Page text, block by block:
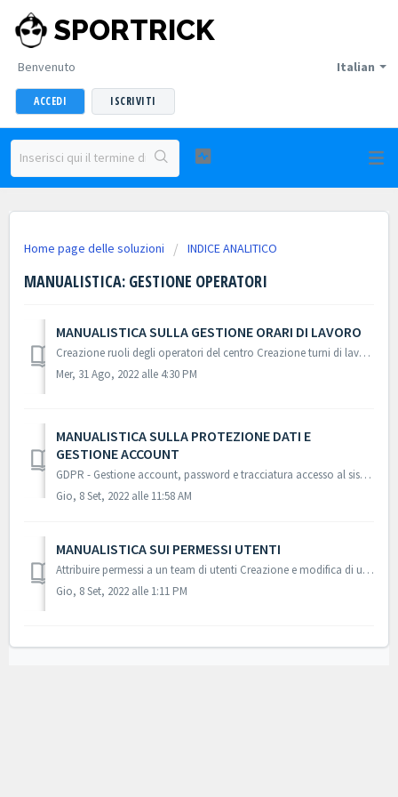
SPORTRICK
Italian
Benvenuto
ACCEDI ISCRIVITI
Home page delle soluzioni INDICE ANALITICO
MANUALISTICA: GESTIONE OPERATORI
MANUALISTICA SULLA GESTIONE ORARI DI LAVORO
Creazione ruoli degli operatori del centro Creazione turni di lavoro Visualizzazione turni operatori e impegni istruttori Modifica impeg...
Mer, 31 Ago, 2022 alle 4:30 PM
MANUALISTICA SULLA PROTEZIONE DATI E
GESTIONE ACCOUNT
GDPR - Gestione account, password e tracciatura accesso al sistema
Gio, 8 Set, 2022 alle 11:58 AM
MANUALISTICA SUI PERMESSI UTENTI
Attribuire permessi a un team di utenti Creazione e modifica di un team di utenti Eliminare un team di utenti o clonarlo Perch...
Gio, 8 Set, 2022 alle 1:11 PM